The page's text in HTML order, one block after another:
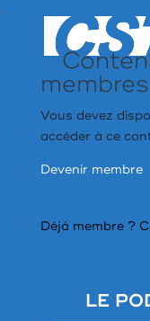
…
Vous devez
accéder à ce
Devenir membre
Déjà membre ?
LE